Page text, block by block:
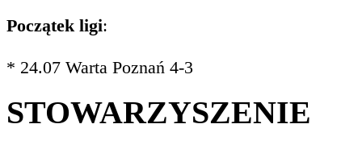
Początek ligi:
* 24.07 Warta Poznań 4-3
STOWARZYSZENIE